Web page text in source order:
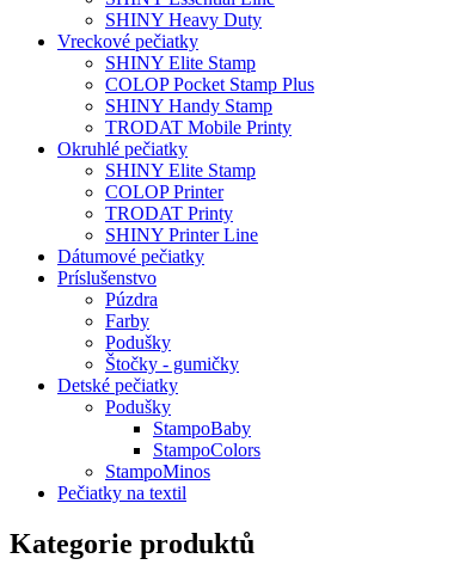
SHINY Heavy Duty
Vreckové pečiatky
SHINY Elite Stamp
COLOP Pocket Stamp Plus
SHINY Handy Stamp
TRODAT Mobile Printy
Okruhlé pečiatky
SHINY Elite Stamp
COLOP Printer
TRODAT Printy
SHINY Printer Line
Dátumové pečiatky
Príslušenstvo
Púzdra
Farby
Podušky
Štočky - gumičky
Detské pečiatky
Podušky
StampoBaby
StampoColors
StampoMinos
Pečiatky na textil
Kategorie produktů